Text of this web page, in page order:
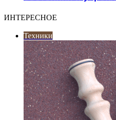
ИНТЕРЕСНОЕ
Техники